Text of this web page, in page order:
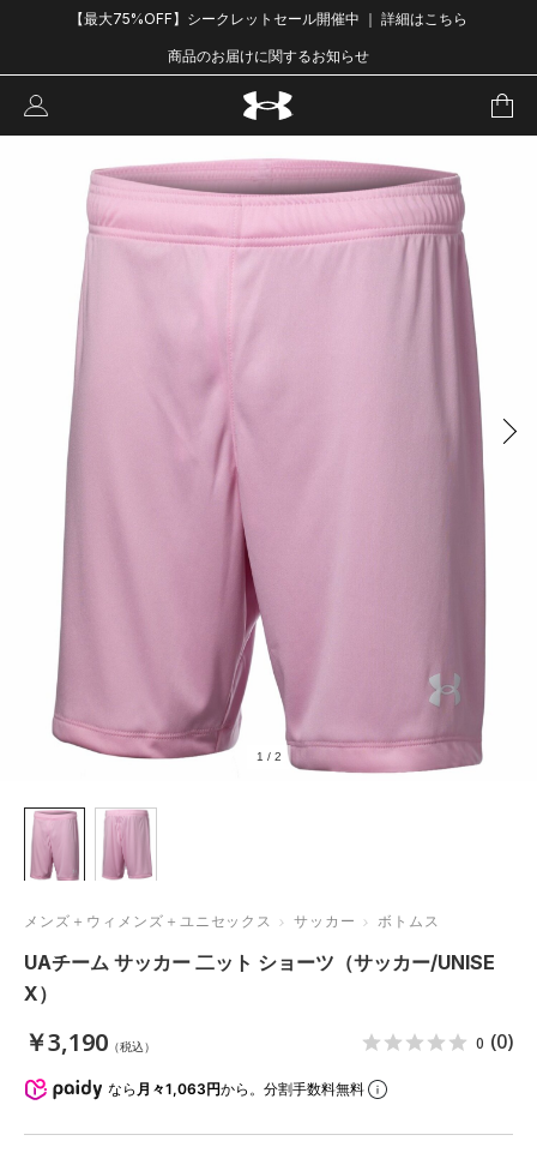
【最大75%OFF】シークレットセール開催中 ｜ 詳細はこちら
商品のお届けに関するお知らせ
1 / 2
メンズ＋ウィメンズ＋ユニセックス サッカー ボトムス
UAチーム サッカー 二ット ショーツ（サッカー/UNISE
X）
￥3,190 （税込） 0 (0)
なら 月々1,063円から。分割手数料無料